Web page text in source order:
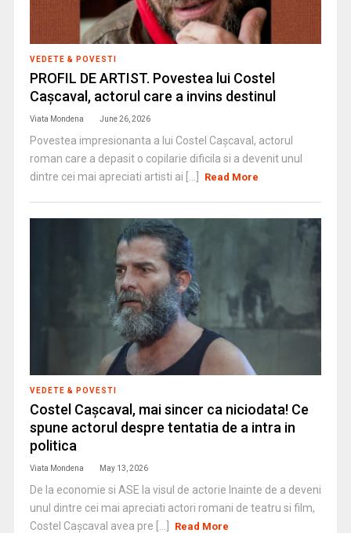
VEDETE & POVESTI
PROFIL DE ARTIST. Povestea lui Costel
Cașcaval, actorul care a invins destinul
Viata Mondena June 26, 2026
Povestea impresionanta a lui Costel Cașcaval, actorul
roman care a depasit o copilarie dificila si a devenit unul
dintre cei mai apreciati artisti ai [...]
Read More
VEDETE & POVESTI
Costel Cașcaval, mai sincer ca niciodata! Ce
spune actorul despre tentatia de a intra in
politica
Viata Mondena May 13, 2026
De la economie si ASE la visul de actorie Inainte de a deveni
unul dintre cei mai apreciati actori romani de teatru si film,
Costel Cașcaval avea pre [...]
Read More